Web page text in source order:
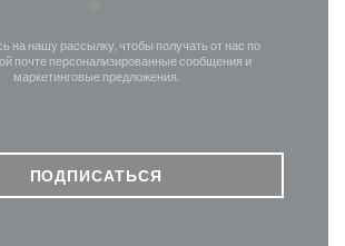
на нашу рассылку, чтобы получать от нас по
почте персонализированные сообщения и
маркетинговые предложения.
ПОДПИСАТЬСЯ